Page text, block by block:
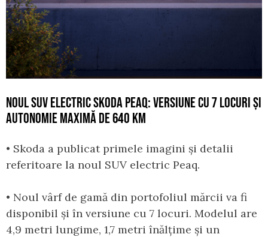
NOUL SUV ELECTRIC SKODA PEAQ: VERSIUNE CU 7 LOCURI ȘI
AUTONOMIE MAXIMĂ DE 640 KM
• Skoda a publicat primele imagini și detalii
referitoare la noul SUV electric Peaq.
• Noul vârf de gamă din portofoliul mărcii va fi
disponibil și în versiune cu 7 locuri. Modelul are
4,9 metri lungime, 1,7 metri înălțime și un